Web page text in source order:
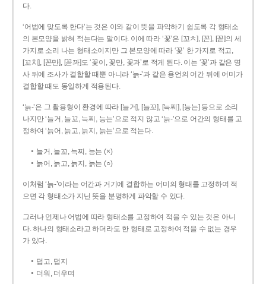
다.
‘어법에 맞도록 한다’는 것은 이와 같이 뜻을 파악하기 쉽도록 각 형태소
의 본모양을 밝혀 적는다는 말이다. 이에 따라 ‘꽃’은 [꼬ㅊ], [꼰], [꼳]의 세
가지로 소리 나는 형태소이지만 그 본모양에 따라 ‘꽃’ 한 가지로 적고,
[꼬치], [꼰만], [꼳꽈]도 ‘꽃이, 꽃만, 꽃과’로 적게 된다. 이는 ‘꽃’과 같은 명
사 뒤에 조사가 결합할 때뿐 아니라 ‘늙-’과 같은 용언의 어간 뒤에 어미가
결합할 때도 동일하게 적용된다.
‘늙-’은 그 활용형이 환경에 따라 [늘거], [늘꼬], [늑찌], [능는] 등으로 소리
나지만 ‘늘거, 늘꼬, 늑찌, 능는’으로 적지 않고 ‘늙-’으로 어간의 형태를 고
정하여 ‘늙어, 늙고, 늙지, 늙는’으로 적는다.
늘거, 늘꼬, 늑찌, 능는 (×)
늙어, 늙고, 늙지, 늙는 (○)
이처럼 ‘늙-­’이라는 어간과 거기에 결합하는 어미의 형태를 고정하여 적
으면 각 형태소가 지닌 뜻을 분명하게 파악할 수 있다.
그러나 언제나 어법에 따라 형태소를 고정하여 적을 수 있는 것은 아니
다. 하나의 형태소라고 하더라도 한 형태로 고정하여 적을 수 없는 경우
가 있다.
덥고, 덥지
더워, 더우며